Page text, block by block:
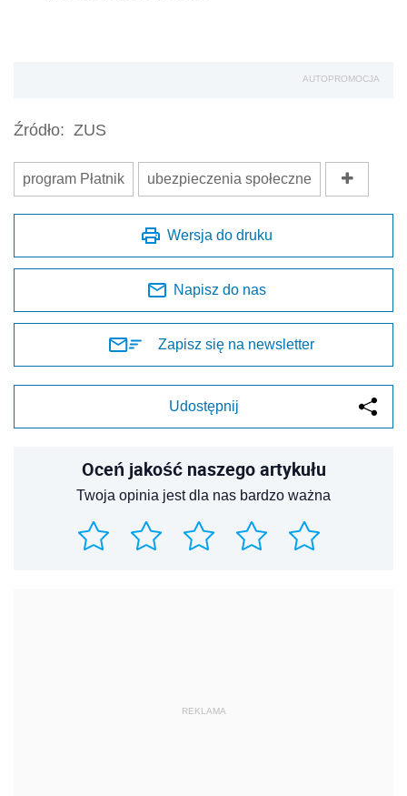
AUTOPROMOCJA
Źródło: ZUS
program Płatnik ubezpieczenia społeczne
Wersja do druku
Napisz do nas
Zapisz się na newsletter
Udostępnij
Oceń jakość naszego artykułu
Twoja opinia jest dla nas bardzo ważna
REKLAMA